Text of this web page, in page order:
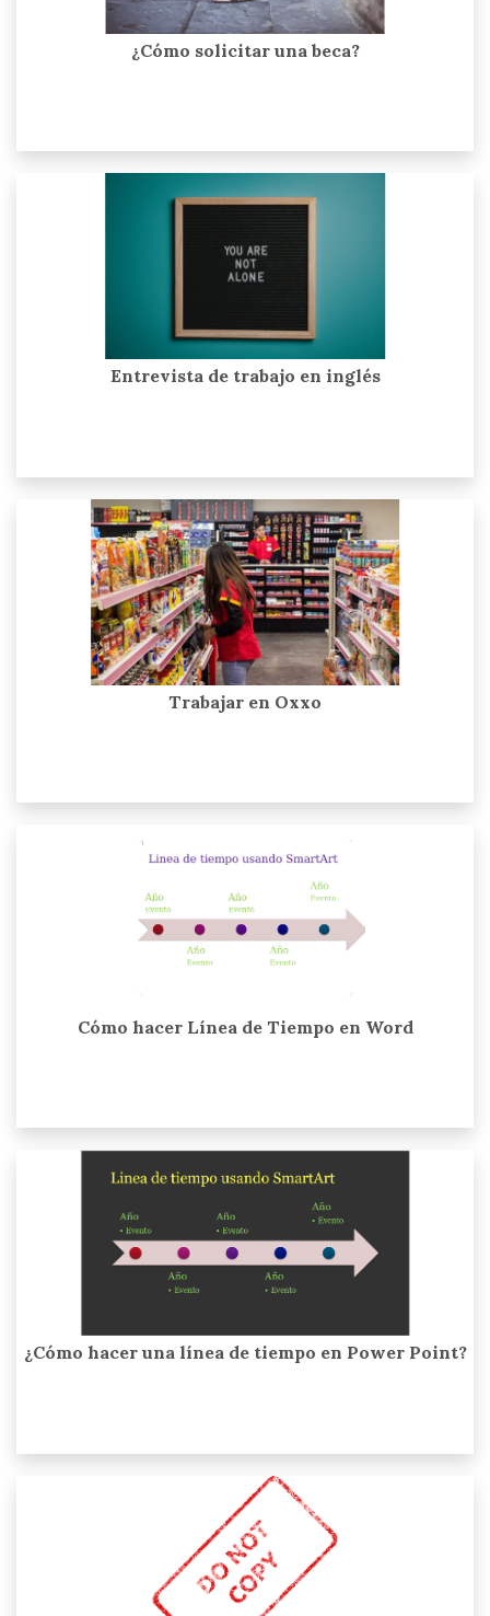
¿Cómo solicitar una beca?
Entrevista de trabajo en inglés
Trabajar en Oxxo
Cómo hacer Línea de Tiempo en Word
¿Cómo hacer una línea de tiempo en Power Point?